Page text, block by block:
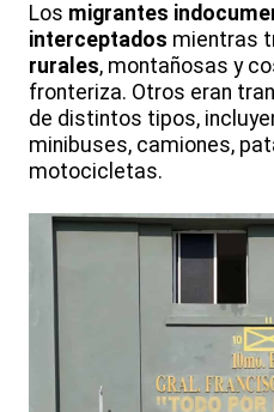
Los migrantes
interceptados mientras
rurales, montañosas y
fronteriza. Otros eran
de distintos tipos,
minibuses, camiones,
motocicletas.